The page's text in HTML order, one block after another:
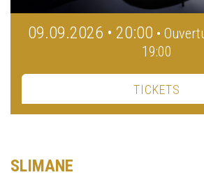
09.09.2026 • 20:00 •
19:00
TICKETS
SLIMANE